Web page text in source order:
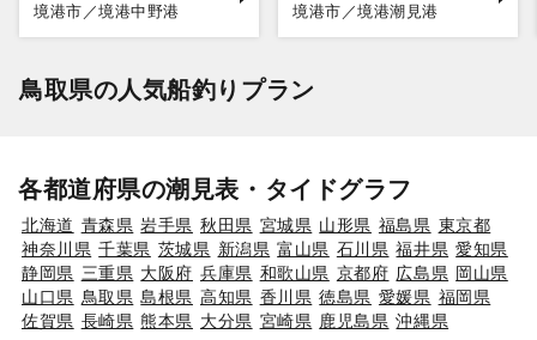
境港市／境港中野港 境港市／境港潮見港
鳥取県の人気船釣りプラン
各都道府県の潮見表・タイドグラフ
北海道 青森県 岩手県 秋田県 宮城県 山形県 福島県 東京都
神奈川県 千葉県 茨城県 新潟県 富山県 石川県 福井県 愛知県
静岡県 三重県 大阪府 兵庫県 和歌山県 京都府 広島県 岡山県
山口県 鳥取県 島根県 高知県 香川県 徳島県 愛媛県 福岡県
佐賀県 長崎県 熊本県 大分県 宮崎県 鹿児島県 沖縄県